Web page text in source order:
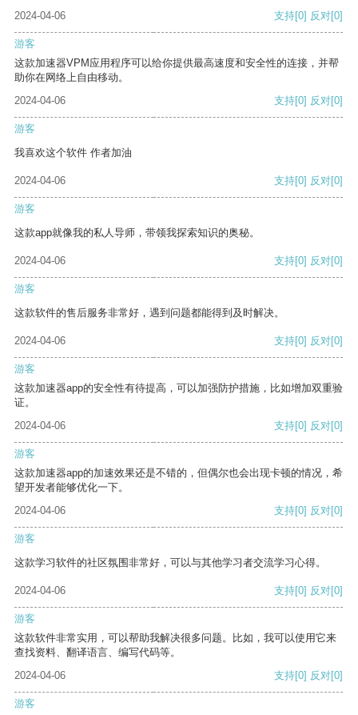
2024-04-06
支持[0] 反对[0]
游客
这款加速器VPM应用程序可以给你提供最高速度和安全性的连接，并帮
助你在网络上自由移动。
2024-04-06
支持[0] 反对[0]
游客
我喜欢这个软件 作者加油
2024-04-06 支持[0] 反对[0]
游客
这款app就像我的私人导师，带领我探索知识的奥秘。
2024-04-06 支持[0] 反对[0]
游客
这款软件的售后服务非常好，遇到问题都能得到及时解决。
2024-04-06 支持[0] 反对[0]
游客
这款加速器app的安全性有待提高，可以加强防护措施，比如增加双重验
证。
2024-04-06
支持[0] 反对[0]
游客
这款加速器app的加速效果还是不错的，但偶尔也会出现卡顿的情况，希
望开发者能够优化一下。
2024-04-06
支持[0] 反对[0]
游客
这款学习软件的社区氛围非常好，可以与其他学习者交流学习心得。
2024-04-06 支持[0] 反对[0]
游客
这款软件非常实用，可以帮助我解决很多问题。比如，我可以使用它来
查找资料、翻译语言、编写代码等。
2024-04-06
支持[0] 反对[0]
游客